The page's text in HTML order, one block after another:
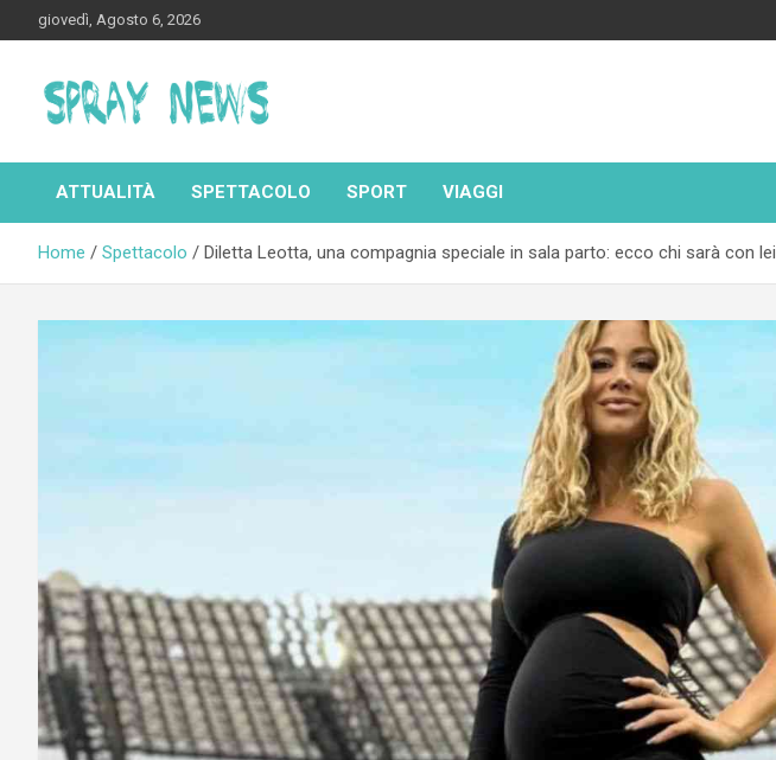
to
giovedì, Agosto 6, 2026
Spraynews.it
ATTUALITÀ SPETTACOLO SPORT VIAGGI
Home Spettacolo Diletta Leotta, una compagnia speciale in sala parto: ecco chi sarà con lei